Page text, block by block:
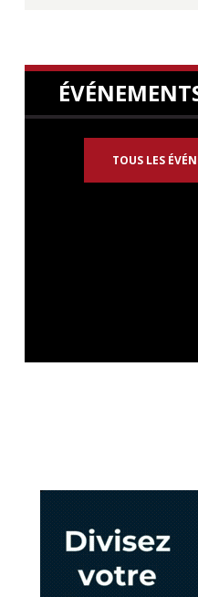
TOUS LES